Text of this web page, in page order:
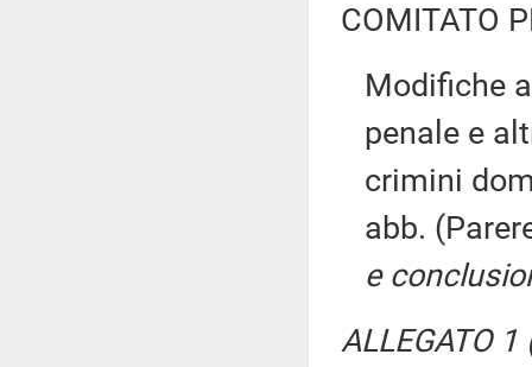
COMITATO
Modifiche
penale e
crimini
abb.
e
ALLEGATO